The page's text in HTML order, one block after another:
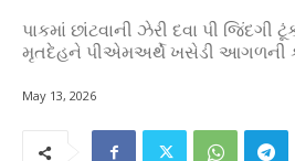
પાકમાં છાંટવાની ઝેરી દવા પી જિંદગી
મૃતદેહને પીએમઅર્થે ખસેડી આગળની
May 13, 2026